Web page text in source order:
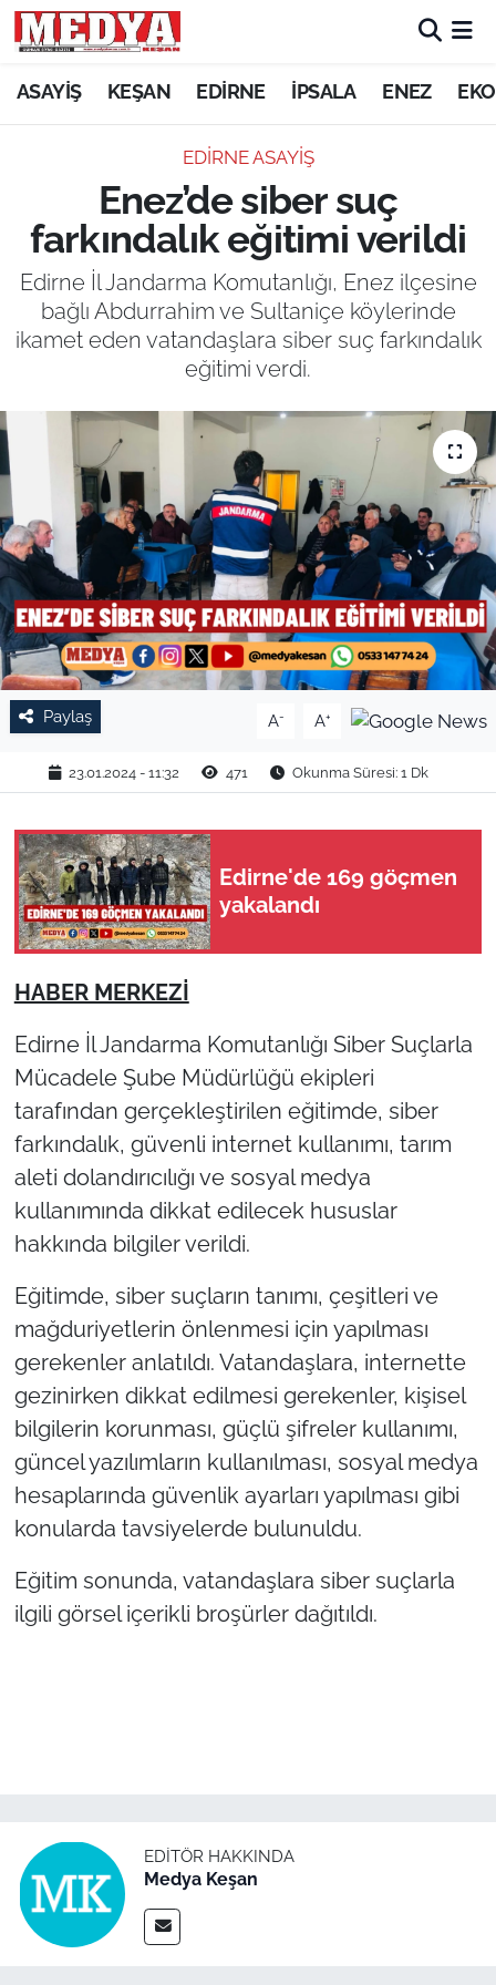
ASAYİŞ KEŞAN EDİRNE İPSALA ENEZ
EDİRNE ASAYİŞ
Enez’de siber suç
farkındalık eğitimi verildi
Edirne İl Jandarma Komutanlığı, Enez ilçesine
bağlı Abdurrahim ve Sultaniçe köylerinde
ikamet eden vatandaşlara siber suç farkındalık
eğitimi verdi.
Paylaş A- A+
23.01.2024 - 11:32 471 Okunma Süresi: 1 Dk
Edirne'de 169 göçmen
yakalandı
HABER MERKEZİ
Edirne İl Jandarma Komutanlığı Siber Suçlarla
Mücadele Şube Müdürlüğü ekipleri
tarafından gerçekleştirilen eğitimde, siber
farkındalık, güvenli internet kullanımı, tarım
aleti dolandırıcılığı ve sosyal medya
kullanımında dikkat edilecek hususlar
hakkında bilgiler verildi.
Eğitimde, siber suçların tanımı, çeşitleri ve
mağduriyetlerin önlenmesi için yapılması
gerekenler anlatıldı. Vatandaşlara, internette
gezinirken dikkat edilmesi gerekenler, kişisel
bilgilerin korunması, güçlü şifreler kullanımı,
güncel yazılımların kullanılması, sosyal medya
hesaplarında güvenlik ayarları yapılması gibi
konularda tavsiyelerde bulunuldu.
Eğitim sonunda, vatandaşlara siber suçlarla
ilgili görsel içerikli broşürler dağıtıldı.
EDITÖR HAKKINDA
Medya Keşan
KEŞAN
ASAYİŞ
SİYASET
GÜNDEM
SAĞLIK
EĞİTİM
TARIM VE HAYVANCILIK
KÜLTÜR SANAT
RESMİ İLAN
SPOR
YAŞAM
TEKİRDAĞ
KIRKLARELİ
ÇANAKKALE
TÜRKİYE
Bölge
Güvenlik
Genel
Flaş Haber
Dış Haberler
Magazin
İş Dünyası
English News